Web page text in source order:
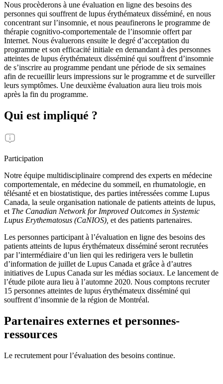
Nous procèderons à une évaluation en ligne des besoins des
personnes qui souffrent de lupus érythémateux disséminé, en nous
concentrant sur l’insomnie, et nous peaufinerons le programme de
thérapie cognitivo-comportementale de l’insomnie offert par
Internet. Nous évaluerons ensuite le degré d’acceptation du
programme et son efficacité initiale en demandant à des personnes
atteintes de lupus érythémateux disséminé qui souffrent d’insomnie
de s’inscrire au programme pendant une période de six semaines
afin de recueillir leurs impressions sur le programme et de surveiller
leurs symptômes. Une deuxième évaluation aura lieu trois mois
après la fin du programme.
Qui est impliqué ?
Participation
Notre équipe multidisciplinaire comprend des experts en médecine
comportementale, en médecine du sommeil, en rhumatologie, en
télésanté et en biostatistique, des parties intéressées comme Lupus
Canada, la seule organisation nationale de patients atteints de lupus,
et The Canadian Network for Improved Outcomes in Systemic
Lupus Erythematosus (CaNIOS), et des patients partenaires.
Les personnes participant à l’évaluation en ligne des besoins des
patients atteints de lupus érythémateux disséminé seront recrutées
par l’intermédiaire d’un lien qui les redirigera vers le bulletin
d’information de juillet de Lupus Canada et grâce à d’autres
initiatives de Lupus Canada sur les médias sociaux. Le lancement de
l’étude pilote aura lieu à l’automne 2020. Nous comptons recruter
15 personnes atteintes de lupus érythémateux disséminé qui
souffrent d’insomnie de la région de Montréal.
Partenaires externes et personnes-
ressources
Le recrutement pour l’évaluation des besoins continue.